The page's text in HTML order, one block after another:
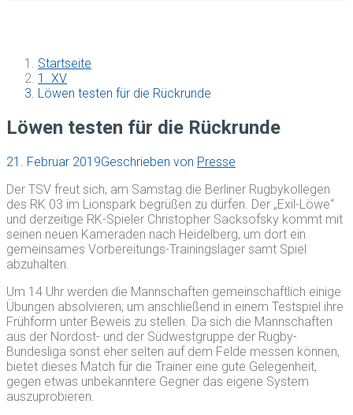
Startseite
1. XV
Löwen testen für die Rückrunde
Löwen testen für die Rückrunde
21. Februar 2019Geschrieben von Presse
Der TSV freut sich, am Samstag die Berliner Rugbykollegen
des RK 03 im Lionspark begrüßen zu dürfen. Der „Exil-Löwe“
und derzeitige RK-Spieler Christopher Sacksofsky kommt mit
seinen neuen Kameraden nach Heidelberg, um dort ein
gemeinsames Vorbereitungs-Trainingslager samt Spiel
abzuhalten.
Um 14 Uhr werden die Mannschaften gemeinschaftlich einige
Übungen absolvieren, um anschließend in einem Testspiel ihre
Frühform unter Beweis zu stellen. Da sich die Mannschaften
aus der Nordost- und der Südwestgruppe der Rugby-
Bundesliga sonst eher selten auf dem Felde messen können,
bietet dieses Match für die Trainer eine gute Gelegenheit,
gegen etwas unbekanntere Gegner das eigene System
auszuprobieren.